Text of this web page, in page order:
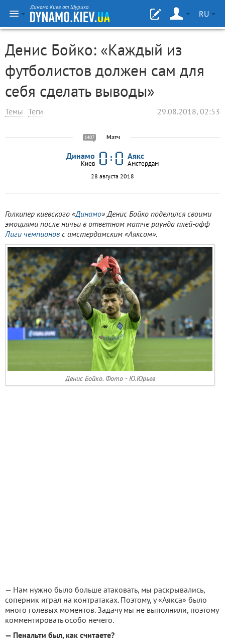
Динамо Киев от Шурика
RU
Денис Бойко: «Каждый из
футболистов должен сам для
себя сделать выводы»
Темы Теги 29.08.2018, 02:53
1407 Матч
Динамо
Киев
Аякс
Амстердам
28 августа 2018
Голкипер киевского «Динамо» Денис Бойко поделился своими
эмоциями после ничьи в ответном матче раунда плей-офф
Лиги чемпионов с амстердамским «Аяксом».
Денис Бойко. Фото - Ю.Юрьев
— Нам нужно было больше атаковать, мы раскрывались,
соперник играл на контратаках. Поэтому, у «Аякса» было
много голевых моментов. Задачу мы не выполнили, поэтому
комментировать особо нечего.
— Пенальти был, как считаете?